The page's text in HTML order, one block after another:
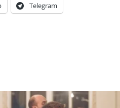
Telegram